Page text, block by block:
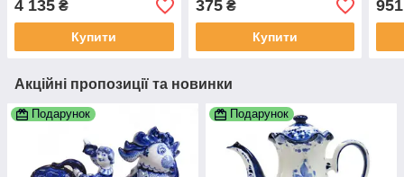
4 135 ₴
Купити
375₴
Купити
951
Акційні пропозиції та новинки
Подарунок Подарунок